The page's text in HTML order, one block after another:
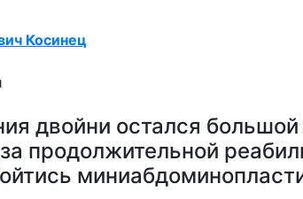
Косинец
двойни остался
продолжительной